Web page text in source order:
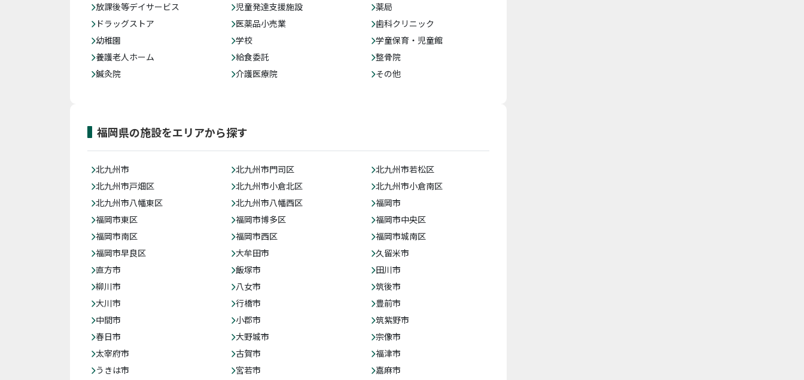
放課後等デイサービス
児童発達支援施設
薬局
ドラッグストア
医薬品小売業
歯科クリニック
幼稚園
学校
学童保育・児童館
養護老人ホーム
給食委託
整骨院
鍼灸院
介護医療院 その他
福岡県の施設をエリアから探す
北九州市 北九州市門司区
北九州市若松区
北九州市戸畑区
北九州市小倉北区
北九州市小倉南区
北九州市八幡東区
北九州市八幡西区
福岡市
福岡市東区
福岡市博多区
福岡市中央区
福岡市南区
福岡市西区
福岡市城南区
福岡市早良区
大牟田市
久留米市
直方市
飯塚市
田川市
柳川市
八女市
筑後市
大川市
行橋市
豊前市
中間市
小郡市
筑紫野市
春日市
大野城市
宗像市
太宰府市
古賀市
福津市
うきは市
宮若市
嘉麻市